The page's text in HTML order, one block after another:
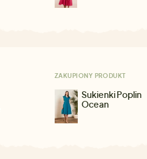
ZAKUPIONY PRODUKT
Sukienki Poplin
Ocean